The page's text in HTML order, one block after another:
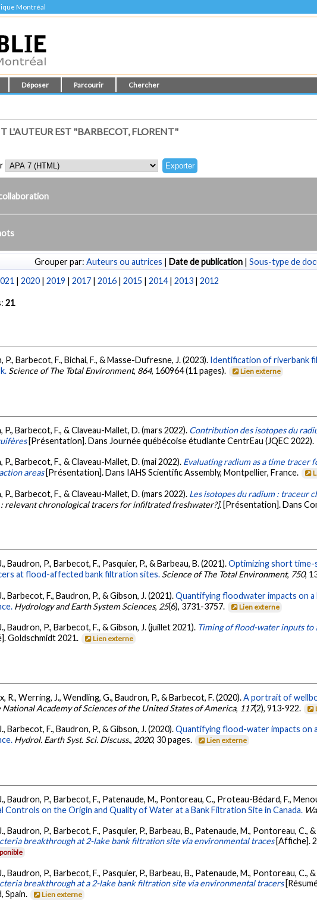
Montréal
Déposer Parcourir Chercher
L'AUTEUR EST "BARBECOT, FLORENT"
Grouper par: Auteurs ou autrices | Date de publication | Sous-type de
|2020 |2019 |2017 |2016 |2015 |2014|2013 |2012
21
P., Barbecot, F., Bichai, F., & Masse-Dufresne, J. (2023). Identification of riverbank
Science of The Total Environment, 864, 160964 (11 pages). Lien externe
P., Barbecot, F., & Claveau-Mallet, D. (mars 2022). Contribution des isotopes du
[Présentation]. Dans Journée québécoise étudiante CentrEau (JQEC 2022).
P., Barbecot, F., & Claveau-Mallet, D. (mai 2022). Evaluating radium as a time tracer
areas [Présentation]. Dans IAHS Scientific Assembly, Montpellier, France.
P., Barbecot, F., & Claveau-Mallet, D. (mars 2022). Les isotopes du radium : traceur
: relevant chronological tracers for infiltrated freshwater?]. [Présentation]. Dans
Baudron, P., Barbecot, F., Pasquier, P., & Barbeau, B. (2021).Optimizing short time-
at flood-affected bank filtration sites. Science of The Total Environment, 750,
Barbecot, F., Baudron, P., & Gibson, J. (2021).Quantifying floodwater impacts on
Hydrology and Earth System Sciences, 25(6), 3731-3757. Lien externe
Baudron, P., Barbecot, F., & Gibson, J. (juillet 2021). Timing of flood-water inputs to
Goldschmidt 2021. Lien externe
R., Werring, J., Wendling, G., Baudron, P., & Barbecot, F. (2020).A portrait of
Academy of Sciences of the United States of America, 117(2), 913-922.
Barbecot, F., Baudron, P., & Gibson, J. (2020).Quantifying flood-water impacts on
Hydrol. Earth Syst. Sci. Discuss., 2020, 30 pages. Lien externe
Baudron, P., Barbecot, F., Patenaude, M., Pontoreau, C., Proteau-Bédard, F.,
Controls on the Origin and Quality of Water at a Bank Filtration Site in Canada.
Baudron, P., Barbecot, F., Pasquier, P., Barbeau, B., Patenaude, M., Pontoreau, C.,
breakthrough at 2-lake bank filtration site via environmental traces [Affiche].
Baudron, P., Barbecot, F., Pasquier, P., Barbeau, B., Patenaude, M., Pontoreau, C.,
breakthrough at a 2-lake bank filtration site via environmental tracers
Spain.
Lien externe